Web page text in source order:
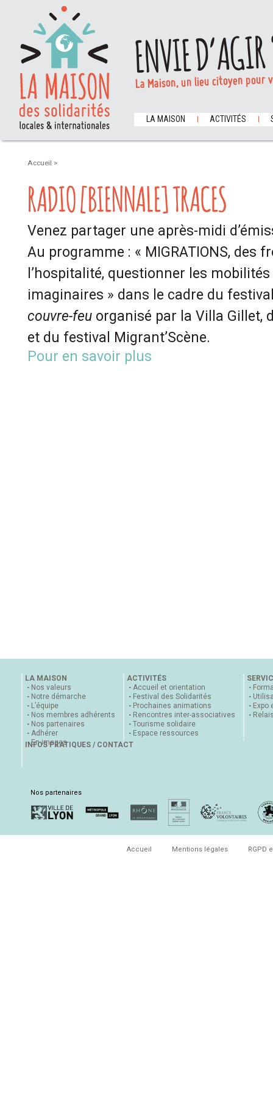
ENVIE
La Maison, un lieu citoyen
LA MAISON ACTIVITÉS
Accueil >
RADIO [BIENNALE] TRACES
Venez partager une après-midi
Au programme : « MIGRATIONS, des
l’hospitalité, questionner les
imaginaires » dans le cadre du
couvre-feu organisé par la Villa Gillet,
et du festival Migrant’Scène.
Pour en savoir plus
LA MAISON
Nos valeurs
Notre démarche
L’équipe
Nos membres adhérents
Nos partenaires
Adhérer
En images
ACTIVITÉS
Accueil et orientation
Festival des Solidarités
Prochaines animations
Rencontres inter-associatives
Tourisme solidaire
Espace ressources
Expo
INFOS PRATIQUES / CONTACT
Nos partenaires
Accueil Mentions légales RGPD